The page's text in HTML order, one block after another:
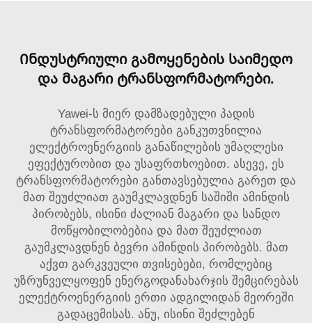
Ინდუსტრიული გამოყენების საიმედო
და მაგარი ტრანსფორმატორები.
Yawei-ს მიერ დამზადებული პადის
ტრანსფორმატორები განკუთვნილია
ელექტროენერგიის განაწილების უმაღლესი
ეფექტურობით და უსაფრთხოებით. ასევე, ეს
ტრანსფორმატორები განთავსებულია გარეთ და
მათ შეუძლიათ გაუმკლავდნენ საშიში ამინდის
პირობებს, ისინი ძალიან მაგარი და სანდო
მოწყობილობებია და მათ შეუძლიათ
გაუმკლავდნენ ბევრი ამინდის პირობებს. მათ
აქვთ გარკვეული თვისებები, რომლებიც
უზრუნველყოფენ ენერგოდანახარჯის შემცირებას
ელექტროენერგიის ერთი ადგილიდან მეორეში
გადაცემისას. ანუ, ისინი შეძლებენ